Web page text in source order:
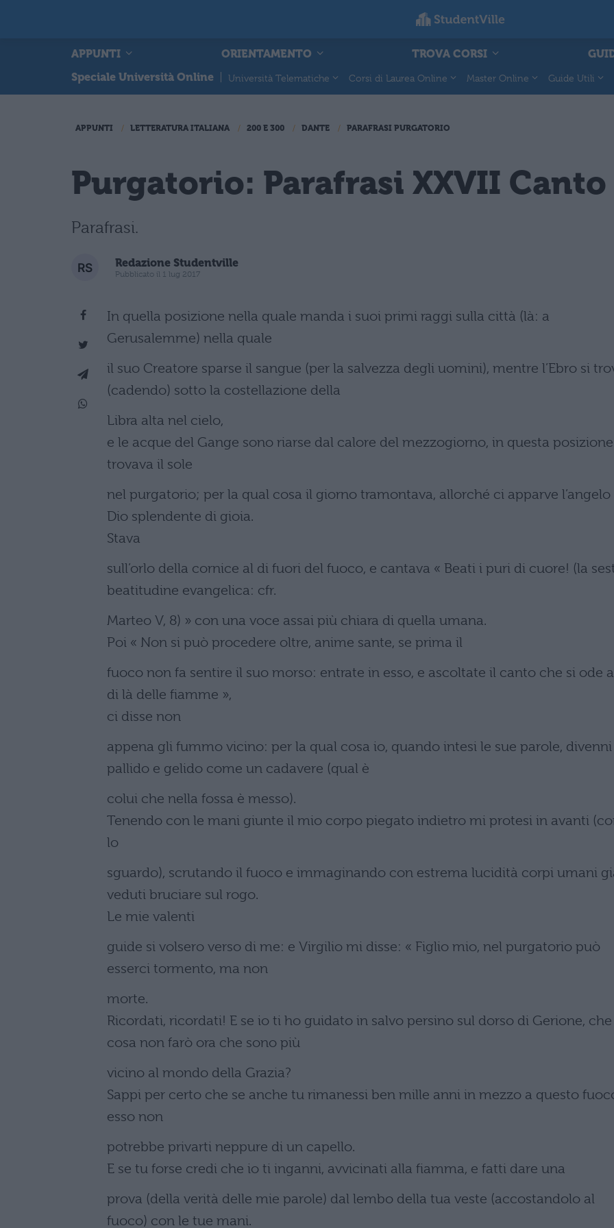
APPUNTI ORIENTAMENTO TROVA CORSI
Speciale Università Online
Università Telematiche Corsi di Laurea Online Master Online Guide Utili
APPUNTI LETTERATURA ITALIANA 200 E 300 DANTE PARAFRASI PURGATORIO
Purgatorio: Parafrasi XXVII Canto
Parafrasi.
Redazione Studentville
Pubblicato il 1 lug 2017
In quella posizione nella quale manda i suoi primi raggi sulla città (là: a
Gerusalemme) nella quale
il suo Creatore sparse il sangue (per la salvezza degli uomini), mentre l’Ebro si
(cadendo) sotto la costellazione della
Libra alta nel cielo,
e le acque del Gange sono riarse dal calore del mezzogiorno, in questa
trovava il sole
nel purgatorio; per la qual cosa il giorno tramontava, allorché ci apparve l’angelo
Dio splendente di gioia.
Stava
sull’orlo della cornice al di fuori del fuoco, e cantava « Beati i puri di cuore! (la
beatitudine evangelica: cfr.
Marteo V, 8) » con una voce assai più chiara di quella umana.
Poi « Non si può procedere oltre, anime sante, se prima il
fuoco non fa sentire il suo morso: entrate in esso, e ascoltate il canto che si ode
di là delle fiamme »,
ci disse non
appena gli fummo vicino: per la qual cosa io, quando intesi le sue parole, divenni
pallido e gelido come un cadavere (qual è
colui che nella fossa è messo).
Tenendo con le mani giunte il mio corpo piegato indietro mi protesi in avanti
lo
sguardo), scrutando il fuoco e immaginando con estrema lucidità corpi umani
veduti bruciare sul rogo.
Le mie valenti
guide si volsero verso di me: e Virgilio mi disse: « Figlio mio, nel purgatorio può
esserci tormento, ma non
morte.
Ricordati, ricordati! E se io ti ho guidato in salvo persino sul dorso di Gerione, che
cosa non farò ora che sono più
vicino al mondo della Grazia?
Sappi per certo che se anche tu rimanessi ben mille anni in mezzo a questo
esso non
potrebbe privarti neppure di un capello.
E se tu forse credi che io ti inganni, avvicinati alla fiamma, e fatti dare una
prova (della verità delle mie parole) dal lembo della tua veste (accostandolo al
fuoco) con le tue mani.